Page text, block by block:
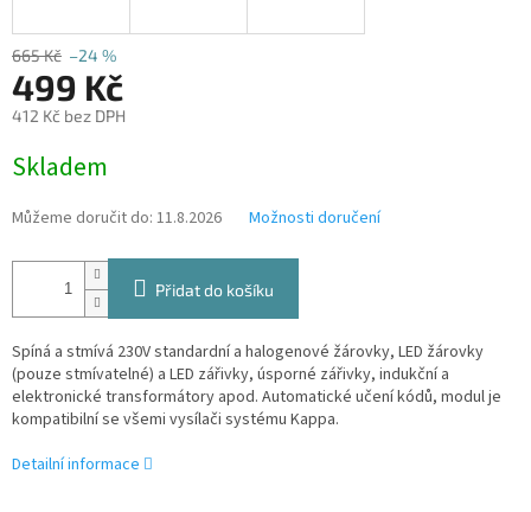
665 Kč –24 %
499 Kč
412 Kč bez DPH
cena:
Skladem
Můžeme doručit do: 11.8.2026 Možnosti doručení
Přidat do košíku
Spíná a stmívá 230V standardní a halogenové žárovky, LED žárovky
(pouze stmívatelné) a LED zářivky, úsporné zářivky, indukční a
elektronické transformátory apod. Automatické učení kódů, modul je
kompatibilní se všemi vysílači systému Kappa.
Detailní informace